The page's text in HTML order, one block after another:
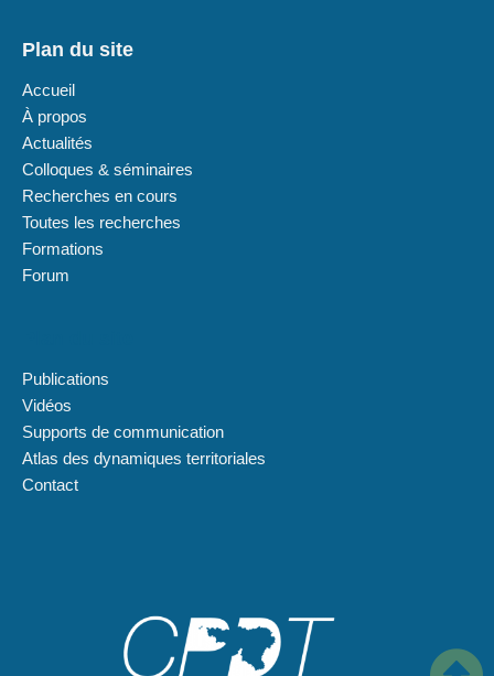
Plan du site
Accueil
À propos
Actualités
Colloques & séminaires
Recherches en cours
Toutes les recherches
Formations
Forum
Publications
Vidéos
Supports de communication
Atlas des dynamiques territoriales
Contact